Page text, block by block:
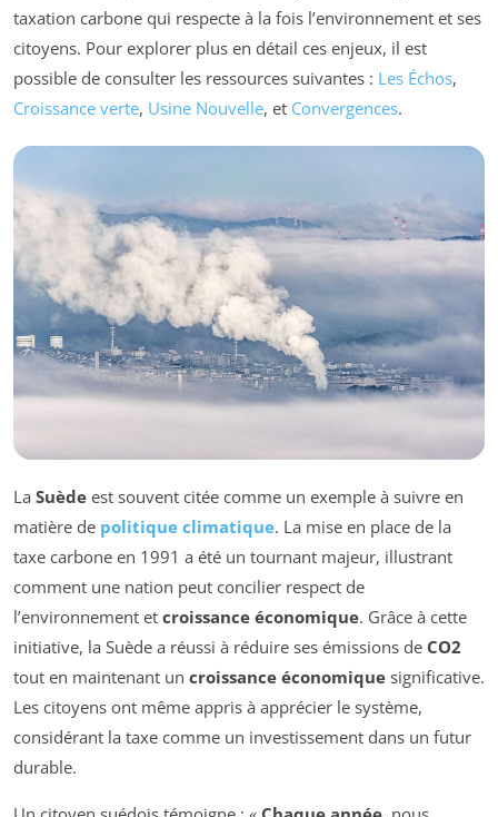
taxation carbone qui respecte à la fois l’environnement et ses
citoyens. Pour explorer plus en détail ces enjeux, il est
possible de consulter les ressources suivantes : Les Échos,
Croissance verte, Usine Nouvelle, et Convergences.
La Suède est souvent citée comme un exemple à suivre en
matière de politique climatique. La mise en place de la
taxe carbone en 1991 a été un tournant majeur, illustrant
comment une nation peut concilier respect de
l’environnement et croissance économique. Grâce à cette
initiative, la Suède a réussi à réduire ses émissions de CO2
tout en maintenant un croissance économique significative.
Les citoyens ont même appris à apprécier le système,
considérant la taxe comme un investissement dans un futur
durable.